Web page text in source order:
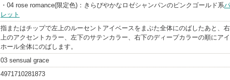
・04 rose romance(限定色)：きらびやかなロゼシャンパンのピンクゴールド系パ
レット
指またはチップで左上のルーセントアイベースをまぶた全体にのばしたあと、右
上のアクセントカラー、左下のサテンカラー、右下のディープカラーの順にアイ
ホール全体にのばします。
03 sensual grace
4971710281873